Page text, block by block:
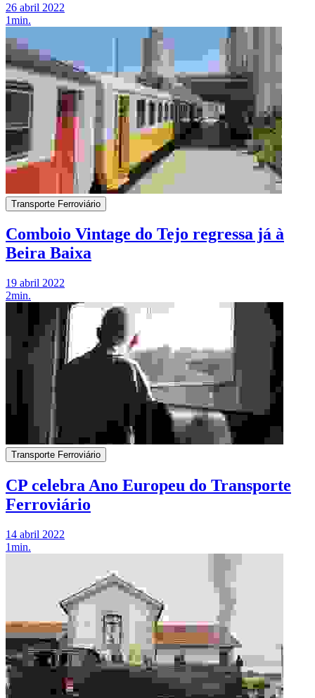
26 abril 2022
1min.
Transporte Ferroviário
Comboio Vintage do Tejo regressa já à
Beira Baixa
19 abril 2022
2min.
Transporte Ferroviário
CP celebra Ano Europeu do Transporte
Ferroviário
14 abril 2022
1min.